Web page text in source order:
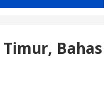
Bahas